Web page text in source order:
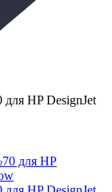
HP DesignJet